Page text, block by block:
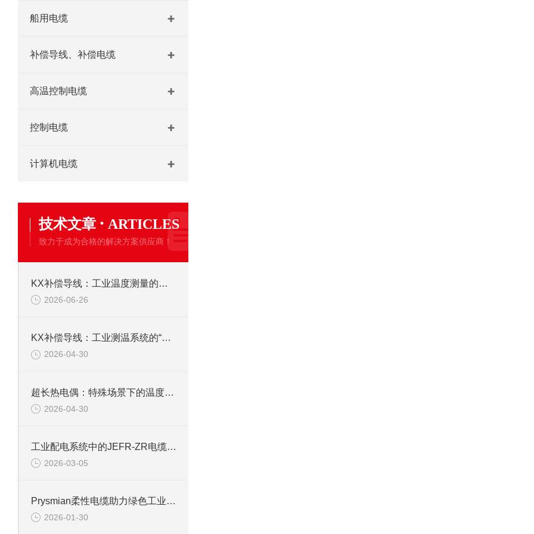
船用电缆
补偿导线、补偿电缆
高温控制电缆
控制电缆
计算机电缆
技术文章 · ARTICLES
致力于成为合格的解决方案供应商！
KX补偿导线：工业温度测量的可靠桥梁
2026-06-26
KX补偿导线：工业测温系统的“信号桥梁”
2026-04-30
超长热电偶：特殊场景下的温度“追踪者”
2026-04-30
工业配电系统中的JEFR-ZR电缆选型与安全考量
2026-03-05
Prysmian柔性电缆助力绿色工业发展
2026-01-30